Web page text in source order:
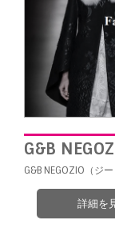
G&B
G&B NEGOZIO（ジ
詳細を